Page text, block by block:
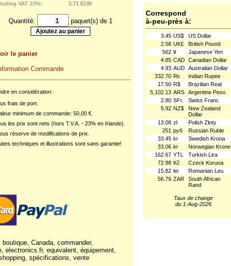
VAT 23%: 3.71 EUR
Quantité: paquet(s) de 1
le panier
Commande
en considération:
frais de port.
minimum de commande: 50,00 €.
les prix sont nets (hors T.V.A. - 23% en Irlande).
réserve de modifications de prix.
techniques et illustrations sont sans garantie!
Canada, commander,
electronics.fr, equivalent, équipement,
spécifications, vente
Correspond
à-peu-près à:
3.45 US$
US Dollar
2.58 UK£
British Pound
562 ¥
Japanese Yen
4.85 CAD Canadian Dollar
4.93 AUD Australian Dollar
332.70 ₨
Indian Rupee
17.50 R$
Brazilian Real
5,102.13 ARS
Argentine Peso
2.80 SFr.
Swiss Franc
5.92 NZ$
New Zealand
Dollar
13.08 zł
Polish Złoty
251 руб
Russian Ruble
33.45 kr
Swedish Krona
33.06 kr
Norwegian Krone
162.67 YTL
Turkish Lira
72.98 Kč
Czeck Koruna
15.82 lei
Romanian Leu
56.76 ZAR
South African
Rand
Taux de change
du 1-Aug-2026